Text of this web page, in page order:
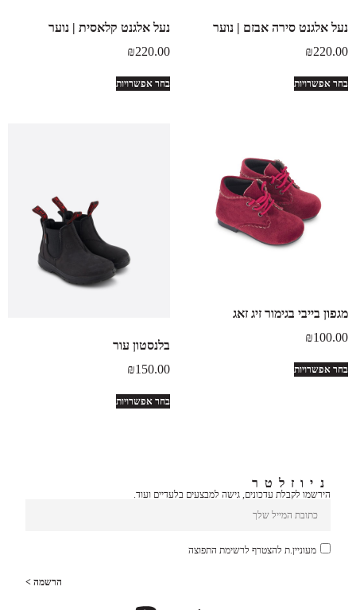
נעל אלגנט סירה אבזם | נוער
₪220.00
בחר אפשרויות
נעל אלגנט קלאסית | נוער
₪220.00
בחר אפשרויות
מגפון בייבי בגימור זיג זאג
₪100.00
בחר אפשרויות
בלנסטון עור
₪150.00
בחר אפשרויות
ניוזלטר
הירשמו לקבלת עדכונים, גישה למבצעים בלעדיים ועוד.
מעוניין.ת להצטרף לרשימת התפוצה
הרשמה >